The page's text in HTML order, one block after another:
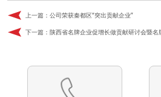
上一篇： 公司荣获秦都区“突出贡献企业”
下一篇： 陕西省名牌企业促增长做贡献研讨会暨